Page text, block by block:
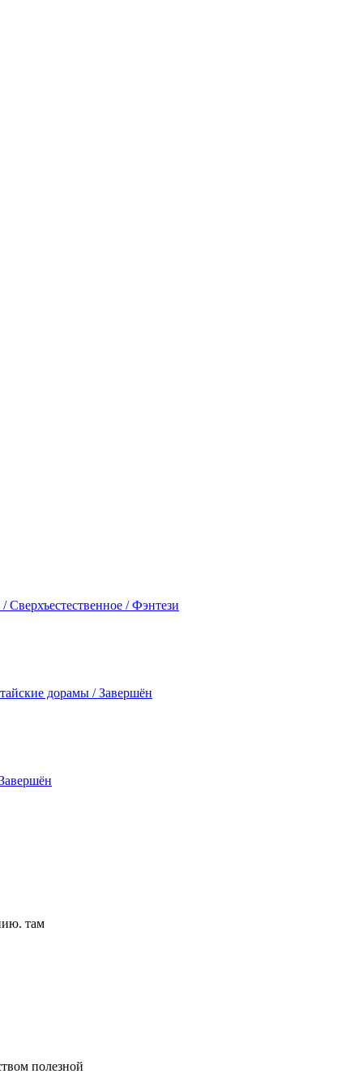
/ Фэнтези
дорамы / Завершён
там
полезной